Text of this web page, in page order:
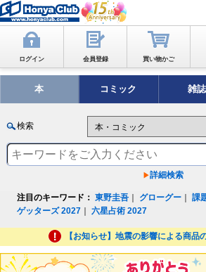
ログイン 会員登録 買い物かご
本 コミック 雑誌
検索
詳細検索
注目のキーワード： 東野圭吾 グローグー ｜課
ゲッターズ 2027 ｜六星占術 2027
【お知らせ】地震の影響による商品